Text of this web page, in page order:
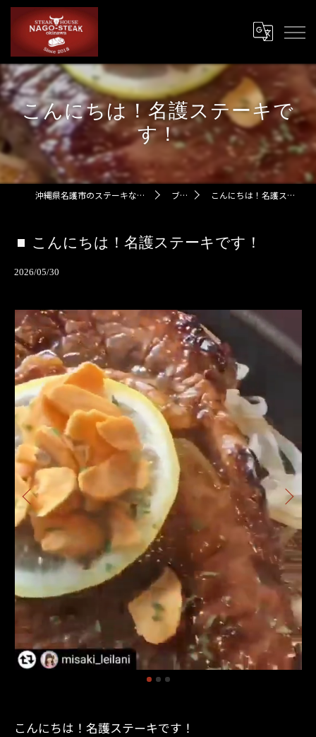
こんにちは！名護ステーキで
す！
沖縄県名護市のステーキなら名護ステーキ ブログ こんにちは！名護ステーキです！
こんにちは！名護ステーキです！
2026/05/30
こんにちは！名護ステーキです！